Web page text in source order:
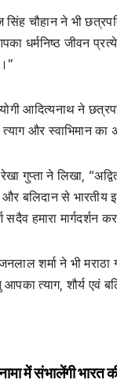
सिंह चौहान ने भी
धर्मनिष्ठ जीवन
आदित्यनाथ ने
त्याग और स्वाभिमान
गुप्ता ने लिखा,
बलिदान से भारतीय
हमारा मार्गदर्शन
शर्मा ने भी
आपका त्याग, शौर्य एवं
में संभालेंगी भारत